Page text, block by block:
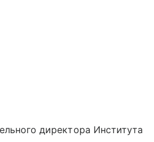
директора Института